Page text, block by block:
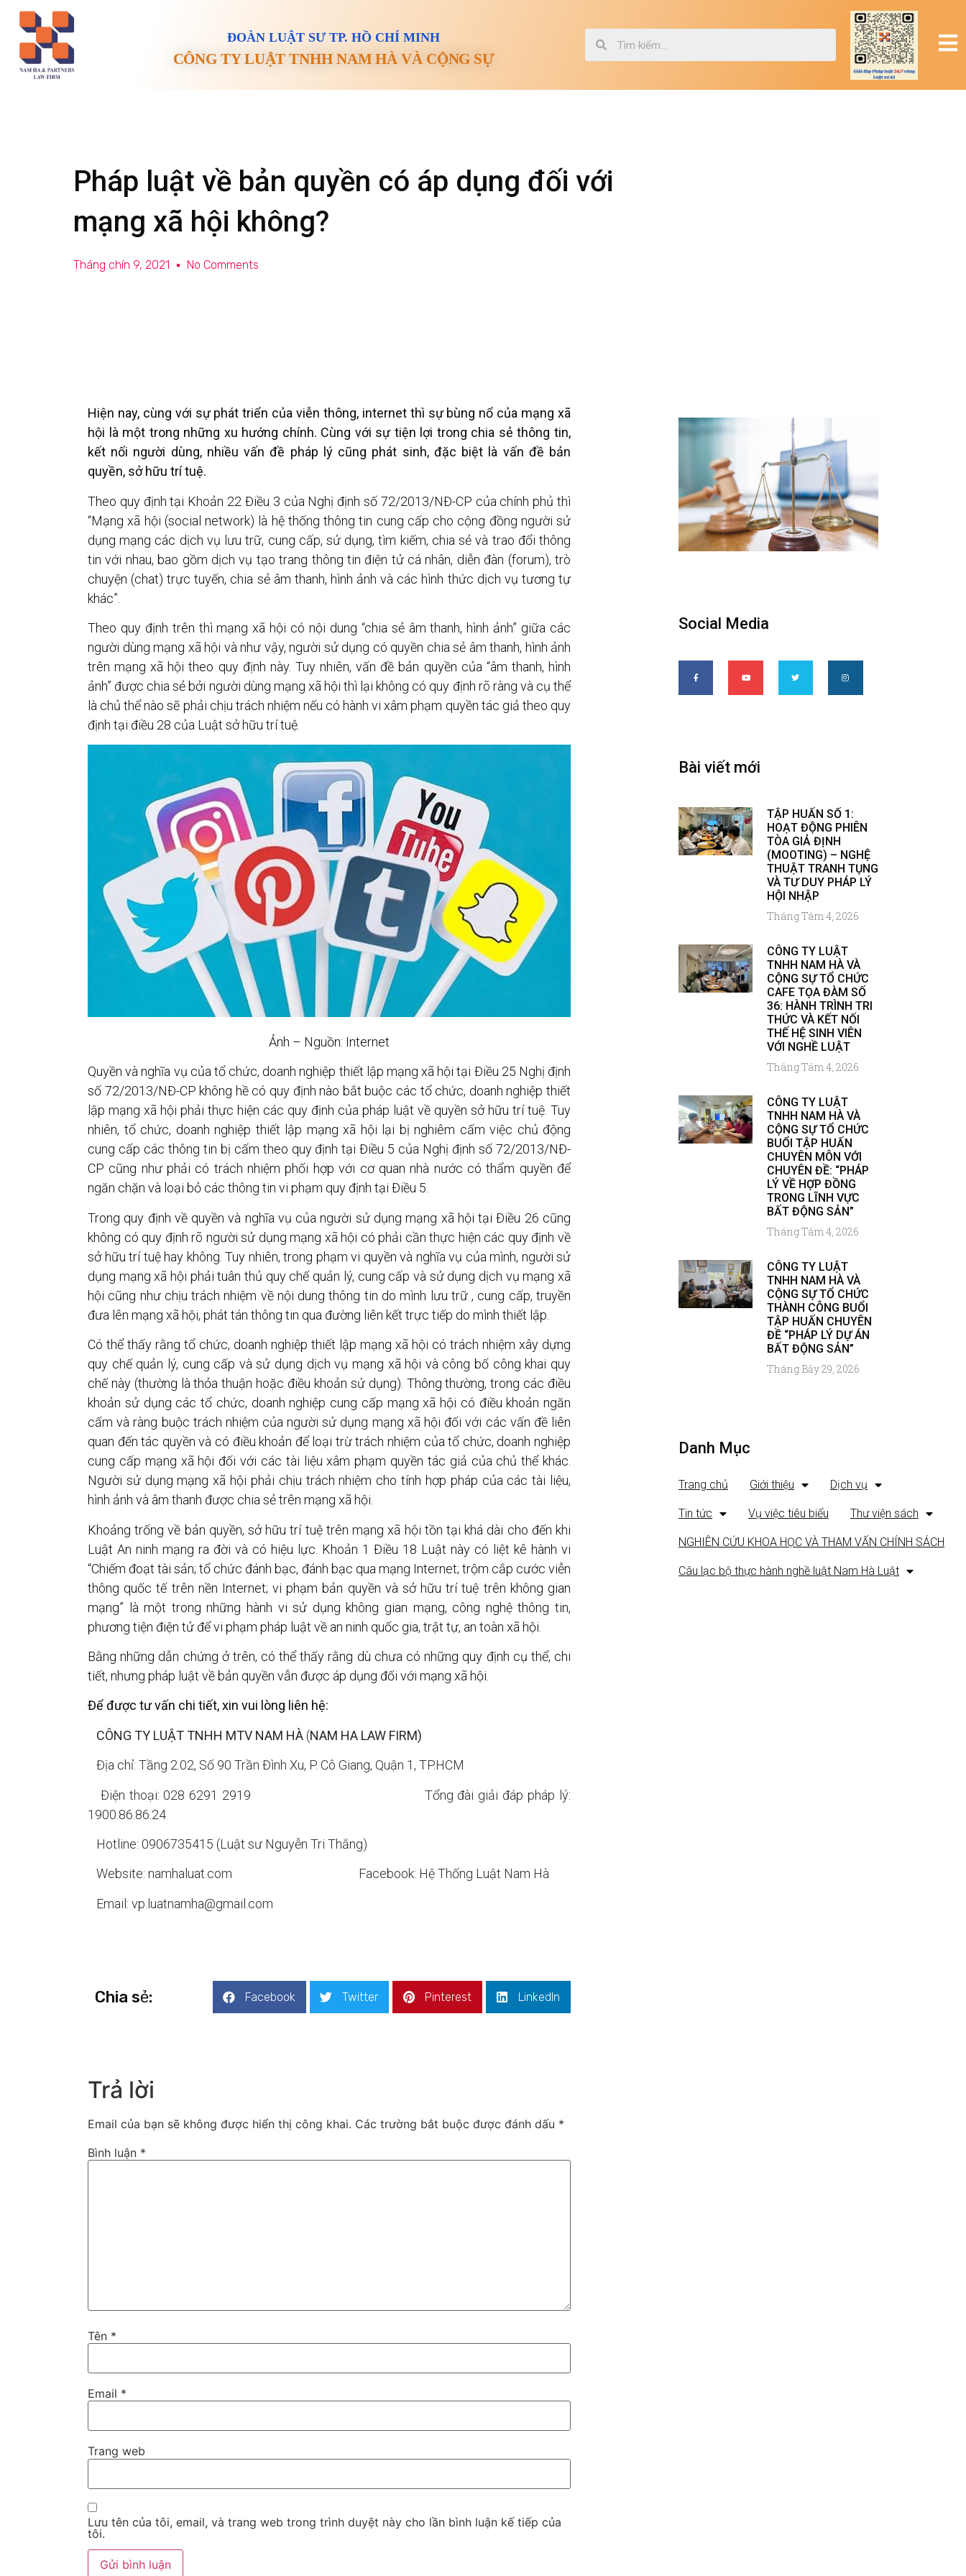
ĐOÀN LUẬT SƯ TP. HỒ CHÍ MINH
CÔNG TY LUẬT TNHH NAM HÀ VÀ CỘNG SỰ
Pháp luật về bản quyền có áp dụng đối với
mạng xã hội không?
Tháng chín 9, 2021 No Comments
Hiện nay, cùng với sự phát triển của viễn thông, internet thì sự bùng nổ của mạng xã
hội là một trong những xu hướng chính. Cùng với sự tiện lợi trong chia sẻ thông tin,
kết nối người dùng, nhiều vấn đề pháp lý cũng phát sinh, đặc biệt là vấn đề bản
quyền, sở hữu trí tuệ.
Theo quy định tại Khoản 22 Điều 3 của Nghị định số 72/2013/NĐ-CP của chính phủ thì
“Mạng xã hội (social network) là hệ thống thông tin cung cấp cho cộng đồng người sử
dụng mạng các dịch vụ lưu trữ, cung cấp, sử dụng, tìm kiếm, chia sẻ và trao đổi thông
tin với nhau, bao gồm dịch vụ tạo trang thông tin điện tử cá nhân, diễn đàn (forum), trò
chuyện (chat) trực tuyến, chia sẻ âm thanh, hình ảnh và các hình thức dịch vụ tương tự
khác”.
Theo quy định trên thì mạng xã hội có nội dung “chia sẻ âm thanh, hình ảnh” giữa các
người dùng mạng xã hội và như vậy, người sử dụng có quyền chia sẻ âm thanh, hình ảnh
trên mạng xã hội theo quy định này. Tuy nhiên, vấn đề bản quyền của “âm thanh, hình
ảnh” được chia sẻ bởi người dùng mạng xã hội thì lại không có quy định rõ ràng và cụ thể
là chủ thể nào sẽ phải chịu trách nhiệm nếu có hành vi xâm phạm quyền tác giả theo quy
định tại điều 28 của Luật sở hữu trí tuệ.
Ảnh – Nguồn: Internet
Quyền và nghĩa vụ của tổ chức, doanh nghiệp thiết lập mạng xã hội tại Điều 25 Nghị định
số 72/2013/NĐ-CP không hề có quy định nào bắt buộc các tổ chức, doanh nghiệp thiết
lập mạng xã hội phải thực hiện các quy định của pháp luật về quyền sở hữu trí tuệ. Tuy
nhiên, tổ chức, doanh nghiệp thiết lập mạng xã hội lại bị nghiêm cấm việc chủ động
cung cấp các thông tin bị cấm theo quy định tại Điều 5 của Nghị định số 72/2013/NĐ-
CP cũng như phải có trách nhiệm phối hợp với cơ quan nhà nước có thẩm quyền để
ngăn chặn và loại bỏ các thông tin vi phạm quy định tại Điều 5.
Trong quy định về quyền và nghĩa vụ của người sử dụng mạng xã hội tại Điều 26 cũng
không có quy định rõ người sử dụng mạng xã hội có phải cần thực hiện các quy định về
sở hữu trí tuệ hay không. Tuy nhiên, trong phạm vi quyền và nghĩa vụ của mình, người sử
dụng mạng xã hội phải tuân thủ quy chế quản lý, cung cấp và sử dụng dịch vụ mạng xã
hội cũng như chịu trách nhiệm về nội dung thông tin do mình lưu trữ , cung cấp, truyền
đưa lên mạng xã hội, phát tán thông tin qua đường liên kết trực tiếp do mình thiết lập.
Có thể thấy rằng tổ chức, doanh nghiệp thiết lập mạng xã hội có trách nhiệm xây dựng
quy chế quản lý, cung cấp và sử dụng dịch vụ mạng xã hội và công bố công khai quy
chế này (thường là thỏa thuận hoặc điều khoản sử dụng). Thông thường, trong các điều
khoản sử dụng các tổ chức, doanh nghiệp cung cấp mạng xã hội có điều khoản ngăn
cấm và ràng buộc trách nhiệm của người sử dụng mạng xã hội đối với các vấn đề liên
quan đến tác quyền và có điều khoản để loại trừ trách nhiệm của tổ chức, doanh nghiệp
cung cấp mạng xã hội đối với các tài liệu xâm phạm quyền tác giả của chủ thể khác.
Người sử dụng mạng xã hội phải chịu trách nhiệm cho tính hợp pháp của các tài liệu,
hình ảnh và âm thanh được chia sẻ trên mạng xã hội.
Khoảng trống về bản quyền, sở hữu trí tuệ trên mạng xã hội tồn tại khá dài cho đến khi
Luật An ninh mạng ra đời và có hiệu lực. Khoản 1 Điều 18 Luật này có liệt kê hành vi
“Chiếm đoạt tài sản; tổ chức đánh bạc, đánh bạc qua mạng Internet; trộm cắp cước viễn
thông quốc tế trên nền Internet; vi phạm bản quyền và sở hữu trí tuệ trên không gian
mạng” là một trong những hành vi sử dụng không gian mạng, công nghệ thông tin,
phương tiện điện tử để vi phạm pháp luật về an ninh quốc gia, trật tự, an toàn xã hội.
Bằng những dẫn chứng ở trên, có thể thấy rằng dù chưa có những quy định cụ thể, chi
tiết, nhưng pháp luật về bản quyền vẫn được áp dụng đối với mạng xã hội.
Để được tư vấn chi tiết, xin vui lòng liên hệ:
CÔNG TY LUẬT TNHH MTV NAM HÀ (NAM HA LAW FIRM)
Địa chỉ: Tầng 2.02, Số 90 Trần Đình Xu, P. Cô Giang, Quận 1, TP.HCM
Điện thoại: 028 6291 2919 Tổng đài giải đáp pháp lý:
1900.86.86.24
Hotline: 0906735415 (Luật sư Nguyễn Tri Thắng)
Website: namhaluat.com Facebook: Hệ Thống Luật Nam Hà
Email: vp.luatnamha@gmail.com
Chia sẻ: Facebook Twitter Pinterest LinkedIn
Trả lời
Email của bạn sẽ không được hiển thị công khai. Các trường bắt buộc được đánh dấu *
Bình luận *
Tên *
Email *
Trang web
Lưu tên của tôi, email, và trang web trong trình duyệt này cho lần bình luận kế tiếp của
tôi.
Social Media
Bài viết mới
TẬP HUẤN SỐ 1:
HOẠT ĐỘNG PHIÊN
TÒA GIẢ ĐỊNH
(MOOTING) – NGHỆ
THUẬT TRANH TỤNG
VÀ TƯ DUY PHÁP LÝ
HỘI NHẬP
Tháng Tám 4, 2026
CÔNG TY LUẬT
TNHH NAM HÀ VÀ
CỘNG SỰ TỔ CHỨC
CAFE TỌA ĐÀM SỐ
36: HÀNH TRÌNH TRI
THỨC VÀ KẾT NỐI
THẾ HỆ SINH VIÊN
VỚI NGHỀ LUẬT
Tháng Tám 4, 2026
CÔNG TY LUẬT
TNHH NAM HÀ VÀ
CỘNG SỰ TỔ CHỨC
BUỔI TẬP HUẤN
CHUYÊN MÔN VỚI
CHUYÊN ĐỀ: “PHÁP
LÝ VỀ HỢP ĐỒNG
TRONG LĨNH VỰC
BẤT ĐỘNG SẢN”
Tháng Tám 4, 2026
CÔNG TY LUẬT
TNHH NAM HÀ VÀ
CỘNG SỰ TỔ CHỨC
THÀNH CÔNG BUỔI
TẬP HUẤN CHUYÊN
ĐỀ “PHÁP LÝ DỰ ÁN
BẤT ĐỘNG SẢN”
Tháng Bảy 29, 2026
Danh Mục
Trang chủ Giới thiệu Dịch vụ
Tin tức Vụ việc tiêu biểu Thư viện sách
NGHIÊN CỨU KHOA HỌC VÀ THAM VẤN CHÍNH SÁCH
Câu lạc bộ thực hành nghề luật Nam Hà Luật